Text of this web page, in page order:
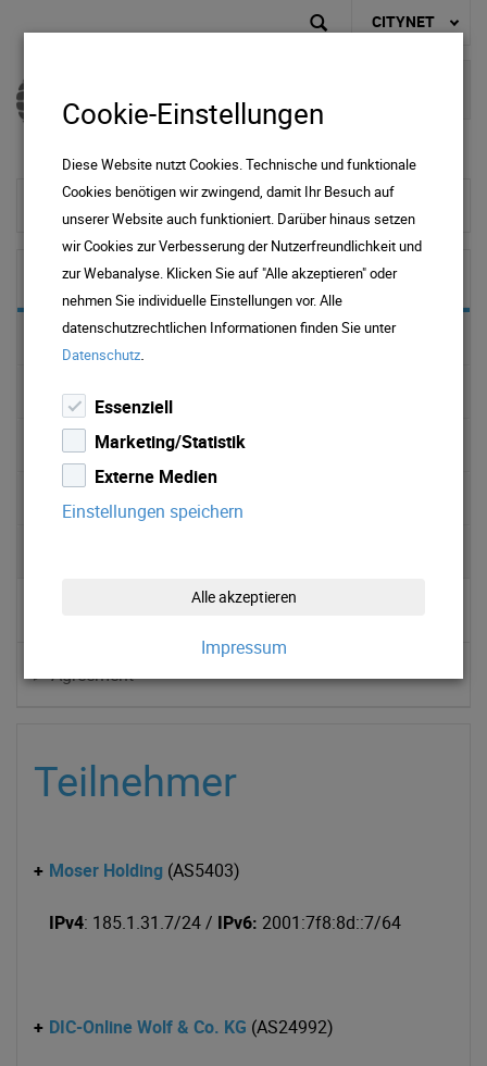
CITYNET
Teilnehmer
+ Moser Holding (AS5403)
IPv4: 185.1.31.7/24 / IPv6: 2001:7f8:8d::7/64
+ DIC-Online Wolf & Co. KG (AS24992)
Über Uns
Versorgungsgebiet Regional
Carrier Netzwerk
Internet Backbone
▹ Agreement
Cookie-Einstellungen
Diese Website nutzt Cookies. Technische und funktionale
Cookies benötigen wir zwingend, damit Ihr Besuch auf
unserer Website auch funktioniert. Darüber hinaus setzen
wir Cookies zur Verbesserung der Nutzerfreundlichkeit und
zur Webanalyse. Klicken Sie auf "Alle akzeptieren" oder
nehmen Sie individuelle Einstellungen vor. Alle
datenschutzrechtlichen Informationen finden Sie unter
Datenschutz.
Essenziell
Marketing/Statistik
Externe Medien
Einstellungen speichern
Alle akzeptieren
Impressum